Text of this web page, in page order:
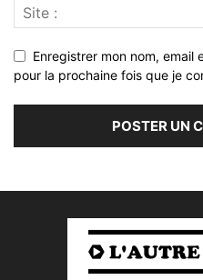
Enregistrer mon nom,
pour la prochaine fois que je